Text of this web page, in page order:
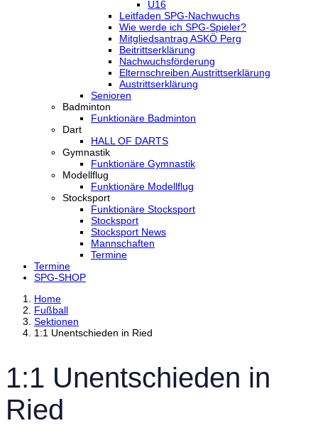
U16
Leitfaden SPG-Nachwuchs
Wie werde ich SPG-Spieler?
Mitgliedsantrag ASKÖ Perg
Beitrittserklärung
Nachwuchsförderung
Elternschreiben Austrittserklärung
Austrittserklärung
Senioren
Badminton
Funktionäre Badminton
Dart
HALL OF DARTS
Gymnastik
Funktionäre Gymnastik
Modellflug
Funktionäre Modellflug
Stocksport
Funktionäre Stocksport
Stocksport
Stocksport News
Mannschaften
Termine
Termine
SPG-SHOP
Home
Fußball
Sektionen
1:1 Unentschieden in Ried
1:1 Unentschieden in
Ried